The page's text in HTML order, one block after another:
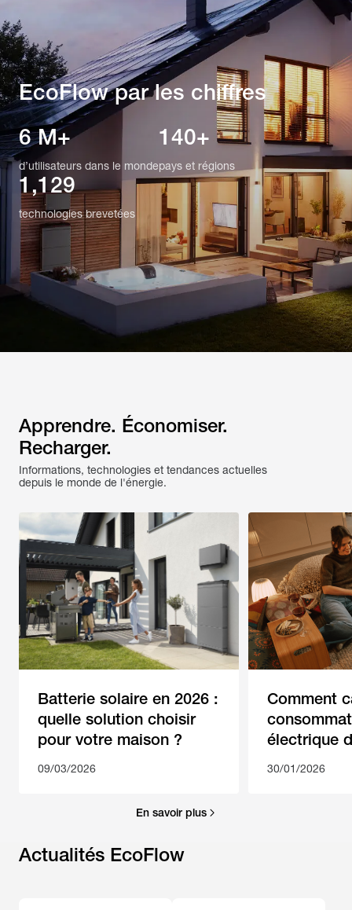
EcoFlow par les chiffres
6 M+
d’utilisateurs dans le monde
140+
pays et régions
1,129
technologies brevetées
Apprendre. Économiser.
Recharger.
Informations, technologies et tendances actuelles
depuis le monde de l'énergie.
Batterie solaire en 2026 :
quelle solution choisir
pour votre maison ?
09/03/2026
Comment
électrique
30/01/2026
En savoir plus
Actualités EcoFlow